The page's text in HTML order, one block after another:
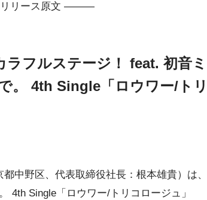
リース原文 ———
ラフルステージ！ feat. 初音ミ
。 4th Single「ロウワー/トリ
中野区、代表取締役社長：根本雄貴）は、
4th Single「ロウワー/トリコロージュ」